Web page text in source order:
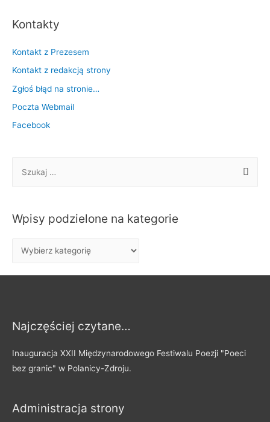
Kontakty
Kontakt z Prezesem
Kontakt z redakcją strony
Zgłoś błąd na stronie…
Poczta Webmail
Facebook
kWpisy podzielone na kategorie
p
e
Najczęściej czytane…
Inauguracja XXII Międzynarodowego Festiwalu Poezji "Poeci
bez granic" w Polanicy-Zdroju.
Administracja strony